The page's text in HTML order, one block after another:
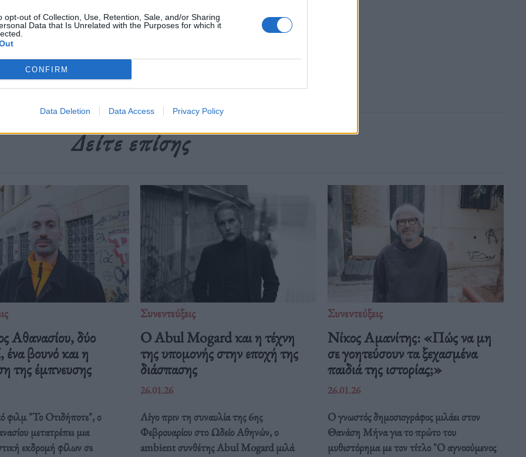
opt-out of Collection, Use, Retention, Sale, and/or Sharing
Data that Is Unrelated with the Purposes for which it
CONFIRM
Data Deletion Data Access Privacy Policy
,Το Ναυάγιο
Δείτε επίσης
Αθανασίου, δύο
ένα βουνό και η
της έμπνευσης
φιλμ "Το Οτιδήποτε", ο
μετατρέπει μια
εκδρομή φίλων σε
Συνεντεύξεις
Ο Abul Mogard και η τέχνη
της υπομονής στην εποχή της
διάσπασης
26.01.26
Λίγο πριν τη συναυλία της 6ης
Φεβρουαρίου στο Ωδείο Αθηνών, ο
ambient συνθέτης Abul Mogard μιλά
Συνεντεύξεις
Νίκος Αμανίτης: «Πώς να μη
σε γοητεύσουν τα ξεχασμένα
παιδιά της ιστορίας;»
26.01.26
Ο γνωστός δημοσιογράφος μιλάει στον
Θανάση Μήνα για το πρώτο του
μυθιστόρημα με τον τίτλο "Ο αγνοούμενος